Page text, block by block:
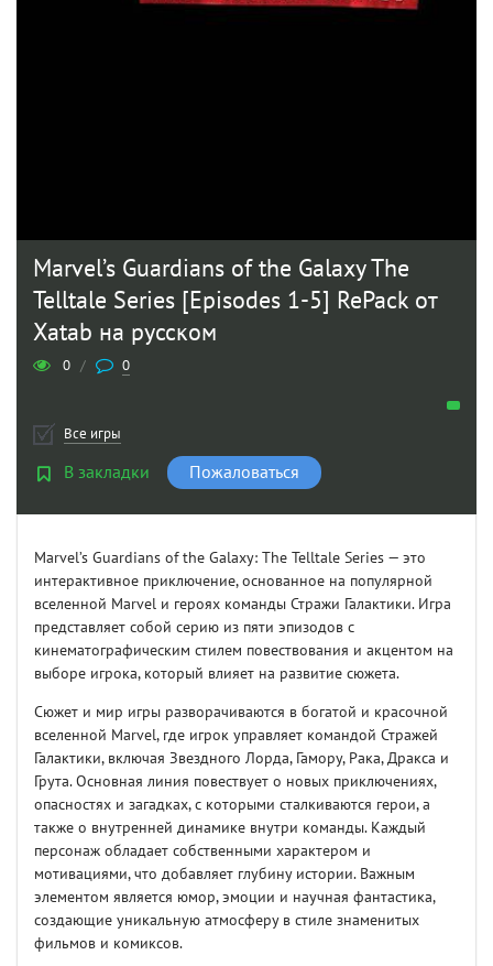
Marvel’s Guardians of the Galaxy The
Telltale Series [Episodes 1-5] RePack от
Xatab на русском
0 / 0
Все игры
В закладки Пожаловаться
Marvel’s Guardians of the Galaxy: The Telltale Series — это
интерактивное приключение, основанное на популярной
вселенной Marvel и героях команды Стражи Галактики. Игра
представляет собой серию из пяти эпизодов с
кинематографическим стилем повествования и акцентом на
выборе игрока, который влияет на развитие сюжета.
Сюжет и мир игры разворачиваются в богатой и красочной
вселенной Marvel, где игрок управляет командой Стражей
Галактики, включая Звездного Лорда, Гамору, Рака, Дракса и
Грута. Основная линия повествует о новых приключениях,
опасностях и загадках, с которыми сталкиваются герои, а
также о внутренней динамике внутри команды. Каждый
персонаж обладает собственными характером и
мотивациями, что добавляет глубину истории. Важным
элементом является юмор, эмоции и научная фантастика,
создающие уникальную атмосферу в стиле знаменитых
фильмов и комиксов.